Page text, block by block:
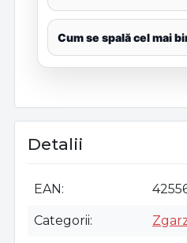
Cum se spală cel mai
Detalii
EAN
Categorii